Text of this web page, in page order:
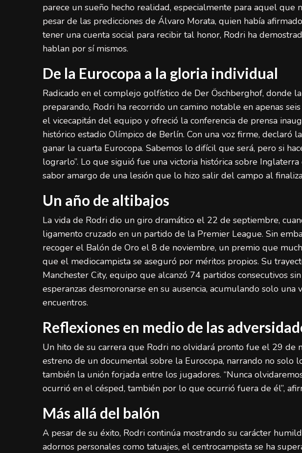
parece un sueño hecho realidad, especialmente para aquel que
pesar de las predicciones de Álvaro Morata, quien había
tener una cuenta social para recibir tal honor, Rodri ha
hablan por sí mismos.
De la Eurocopa a la gloria individual
Radicado en el complejo golfístico de Der Öschberghof, donde
preparando, Rodri ha recorrido un camino notable en apenas
el vicecapitán del equipo y ofreció la conferencia de prensa
histórico estadio Olímpico de Berlín. Con una voz firme, declaró
ganar la cuarta Eurocopa. Sabemos lo difícil que será, pero si
lograrlo”. Lo que siguió fue una victoria histórica sobre
sabor amargo de una lesión que lo hizo salir del campo al
Un año de altibajos
La vida de Rodri dio un giro dramático el 22 de septiembre,
ligamento cruzado en un partido de la Premier League. Sin
recoger el Balón de Oro el 8 de noviembre, un premio que
que el mediocampista se aseguró por méritos propios. Su
Manchester City, equipo que alcanzó 74 partidos consecutivos
esperanzas desmoronarse en su ausencia, acumulando solo una
encuentros.
Reflexiones en medio de las
Un hito de su carrera que Rodri no olvidará pronto fue el 29 de
estreno de un documental sobre la Eurocopa, narrando no solo
también la unión forjada entre los jugadores. “Nunca
ocurrió en el césped, también por lo que ocurrió fuera de él”,
Más allá del balón
A pesar de su éxito, Rodri continúa mostrando su carácter
adornos personales como tatuajes, el centrocampista se ha
LaLiga
su